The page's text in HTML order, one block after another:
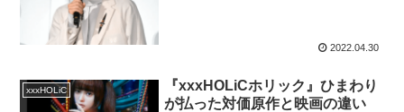
2022.04.30
xxxHOLiC
『xxxHOLiCホリック』ひまわり
が払った対価原作と映画の違い